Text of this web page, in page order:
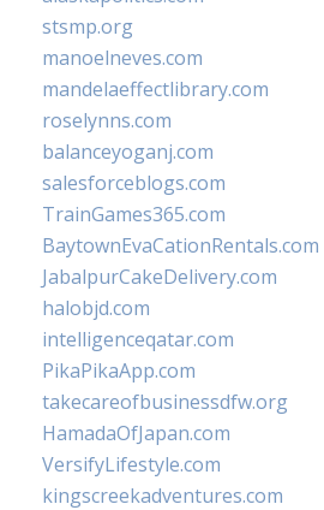
stsmp.org
manoelneves.com
mandelaeffectlibrary.com
roselynns.com
balanceyoganj.com
salesforceblogs.com
TrainGames365.com
BaytownEvaCationRentals.com
JabalpurCakeDelivery.com
halobjd.com
intelligenceqatar.com
PikaPikaApp.com
takecareofbusinessdfw.org
HamadaOfJapan.com
VersifyLifestyle.com
kingscreekadventures.com